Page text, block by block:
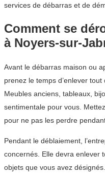
services de débarras et de
Comment se
à Noyers-sur-
Avant le débarras maison ou
prenez le temps d’enlever
Meubles anciens, tableaux,
sentimentale pour vous.
pour ne pas les perdre
Pendant le déblaiement,
concernés. Elle devra enlever
objets que vous avez